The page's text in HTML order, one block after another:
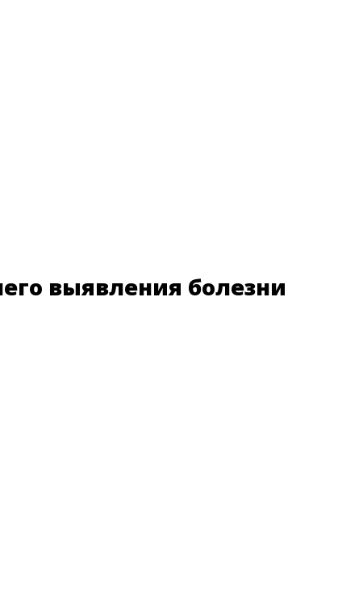
выявления болезни